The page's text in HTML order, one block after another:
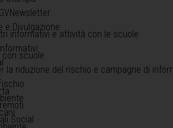
e Divulgazione
informativi e attività con le scuole
scuole
la riduzione del rischio e campagne di
Social